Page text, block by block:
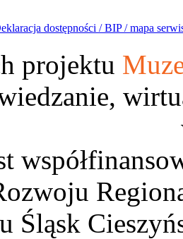
dostępności /BIP /mapa
projektu
Śląsk